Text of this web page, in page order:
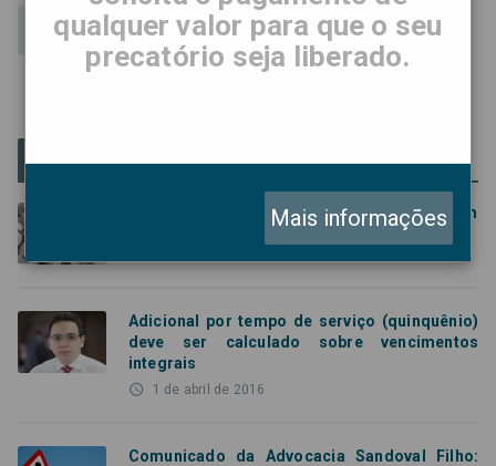
Artigos Populares
O que são precatórios e como eles funcionam
Adicional por tempo de serviço (quinquênio)
deve ser calculado sobre vencimentos
integrais
access_time 1 de abril de 2016
Comunicado da Advocacia Sandoval Filho:
qualquer valor para que o seu
precatório seja liberado.
Mais informações